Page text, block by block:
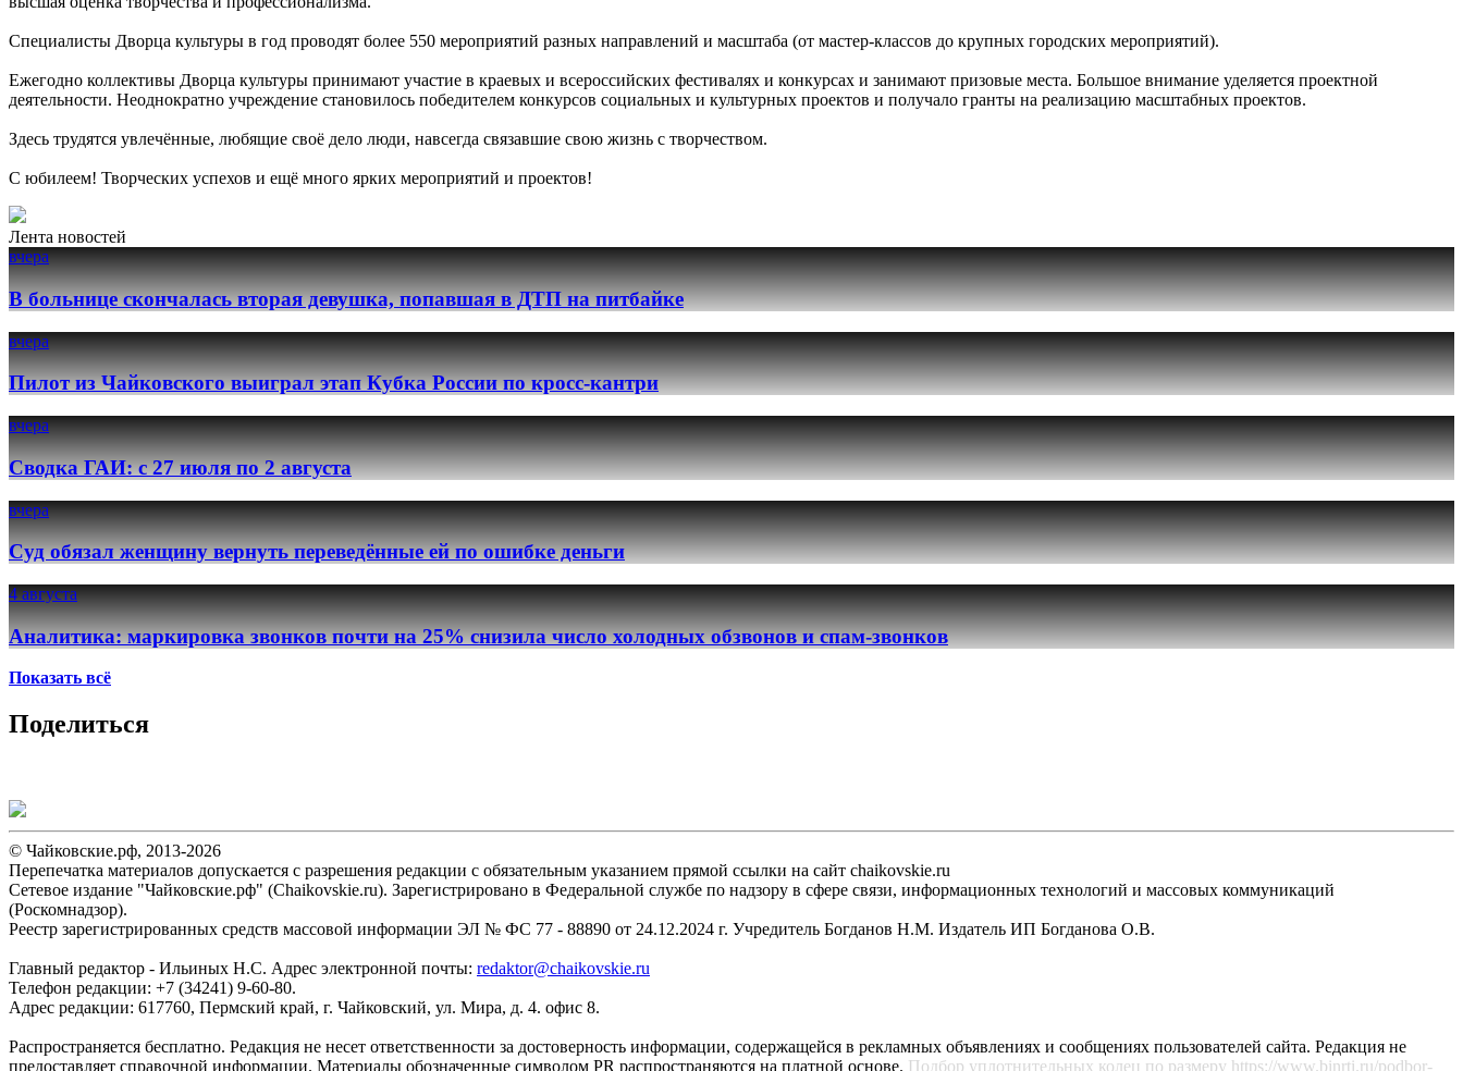
Специалисты Дворца культуры в год проводят более 550 мероприятий разных направлений и масштаба (от мастер-классов до крупных городских мероприятий).
Ежегодно коллективы Дворца культуры принимают участие в краевых и всероссийских фестивалях и конкурсах и занимают призовые места. Большое внимание уделяется проектной
деятельности. Неоднократно учреждение становилось победителем конкурсов социальных и культурных проектов и получало гранты на реализацию масштабных проектов.
Здесь трудятся увлечённые, любящие своё дело люди, навсегда связавшие свою жизнь с творчеством.
С юбилеем! Творческих успехов и ещё много ярких мероприятий и проектов!
Лента новостей
вчера
В больнице скончалась вторая девушка, попавшая в ДТП на питбайке
вчера
Пилот из Чайковского выиграл этап Кубка России по кросс-кантри
вчера
Сводка ГАИ: с 27 июля по 2 августа
вчера
Суд обязал женщину вернуть переведённые ей по ошибке деньги
4 августа
Аналитика: маркировка звонков почти на 25% снизила число холодных обзвонов и спам-звонков
Показать всё
Поделиться
© Чайковские.рф, 2013-2026
Перепечатка материалов допускается с разрешения редакции с обязательным указанием прямой ссылки на сайт chaikovskie.ru
Сетевое издание "Чайковские.рф" (Chaikovskie.ru). Зарегистрировано в Федеральной службе по надзору в сфере связи, информационных технологий и массовых коммуникаций
(Роскомнадзор).
Реестр зарегистрированных средств массовой информации ЭЛ № ФС 77 - 88890 от 24.12.2024 г. Учредитель Богданов Н.М. Издатель ИП Богданова О.В.
Главный редактор - Ильиных Н.С. Адрес электронной почты: redaktor@chaikovskie.ru
Телефон редакции: +7 (34241) 9-60-80.
Адрес редакции: 617760, Пермский край, г. Чайковский, ул. Мира, д. 4. офис 8.
Распространяется бесплатно. Редакция не несет ответственности за достоверность информации, содержащейся в рекламных объявлениях и сообщениях пользователей сайта. Редакция не
предоставляет справочной информации. Материалы обозначенные символом PR распространяются на платной основе. Подбор уплотнительных колец по размеру https://www.binrti.ru/podbor-